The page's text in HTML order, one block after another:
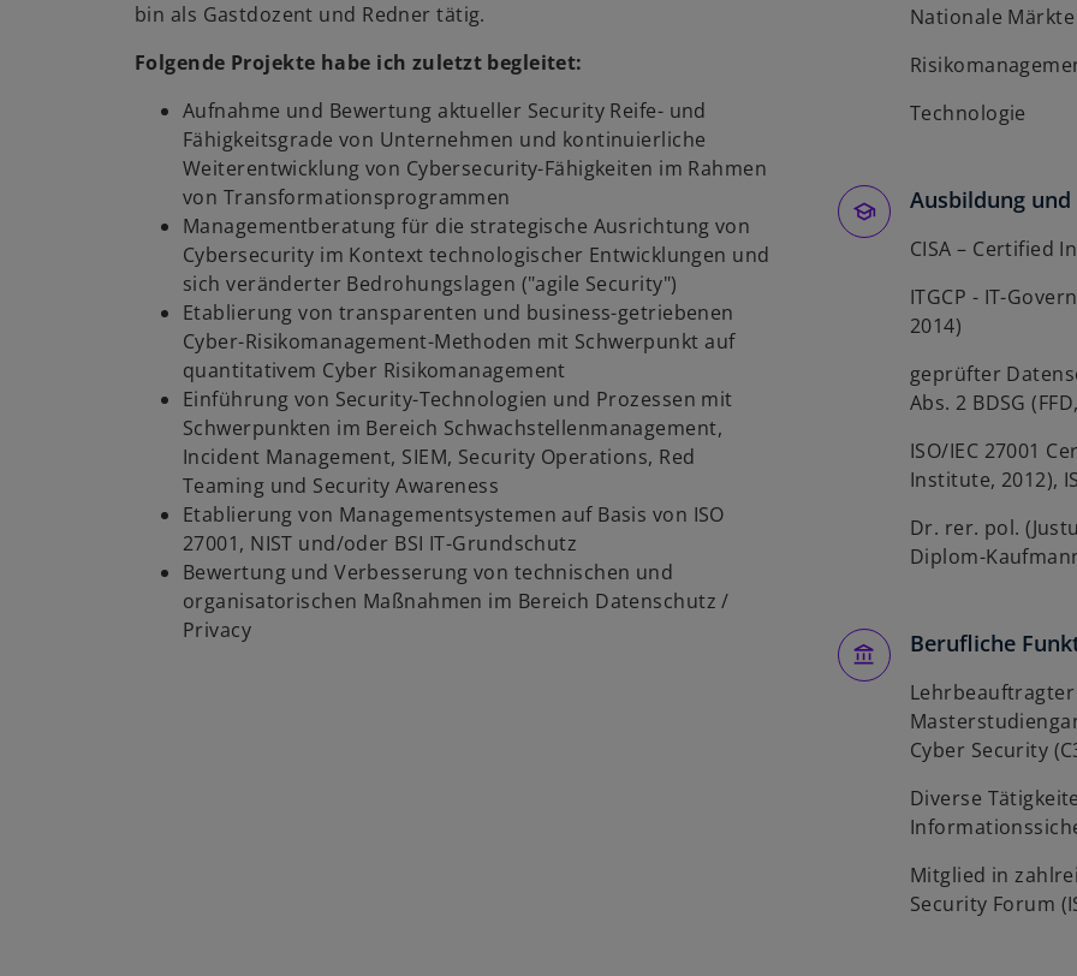
bin als Gastdozent und Redner tätig.
Folgende Projekte habe ich zuletzt begleitet:
Aufnahme und Bewertung aktueller Security Reife- und
Fähigkeitsgrade von Unternehmen und kontinuierliche
Weiterentwicklung von Cybersecurity-Fähigkeiten im Rahmen
von Transformationsprogrammen
Managementberatung für die strategische Ausrichtung von
Cybersecurity im Kontext technologischer Entwicklungen und
sich veränderter Bedrohungslagen ("agile Security")
Etablierung von transparenten und business-getriebenen
Cyber-Risikomanagement-Methoden mit Schwerpunkt auf
quantitativem Cyber Risikomanagement
Einführung von Security-Technologien und Prozessen mit
Schwerpunkten im Bereich Schwachstellenmanagement,
Incident Management, SIEM, Security Operations, Red
Teaming und Security Awareness
Etablierung von Managementsystemen auf Basis von ISO
27001, NIST und/oder BSI IT-Grundschutz
Bewertung und Verbesserung von technischen und
organisatorischen Maßnahmen im Bereich Datenschutz /
Privacy
Nationale Märkte
Technologie
Ausbildung
CISA – Certified
ITGCP - IT-
2014)
geprüfter
Abs. 2 BDSG
ISO/IEC 27001
Institute, 2012),
Dr. rer. pol.
Diplom-
Berufliche
Cyber Security
Diverse
Mitglied in
Security Forum